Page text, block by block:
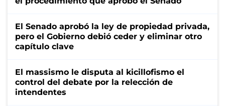
El Senado aprobó la ley de propiedad privada,
pero el Gobierno debió ceder y eliminar otro
capítulo clave
El massismo le disputa al kicillofismo el
control del debate por la relección de
intendentes